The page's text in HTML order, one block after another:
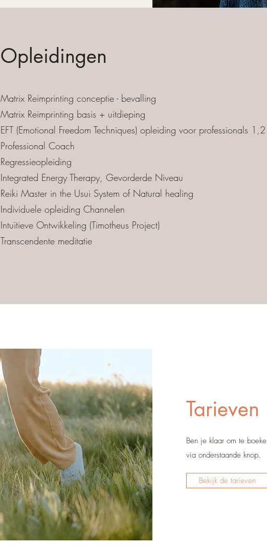
Opleidingen
Matrix Reimprinting conceptie - bevalling
Matrix Reimprinting basis + uitdieping
EFT (Emotional Freedom Techniques) opleiding voor professionals
Professional Coach
Regressieopleiding
Integrated Energy Therapy, Gevorderde Niveau
Reiki Master in the Usui System of Natural healing
Individuele opleiding Channelen
Intuïtieve Ontwikkeling (Timotheus Project)
Transcendente meditatie
Tarieven
Ben je klaar om te
via onderstaande knop.
Bekijk de tarieven